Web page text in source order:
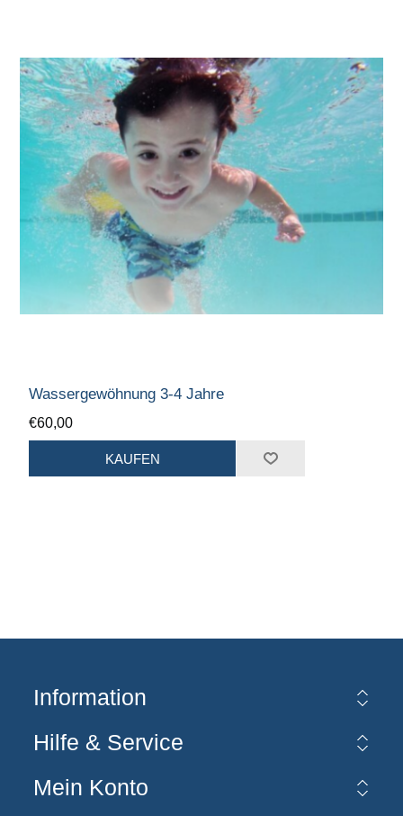
Wassergewöhnung 3-4 Jahre
€60,00
KAUFEN
Information
Hilfe & Service
Mein Konto